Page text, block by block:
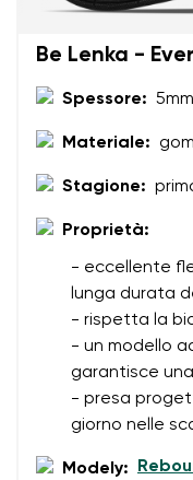
Be Lenka -
Spessore: 5mm
Materiale:
Stagione:
Proprietà:
- eccellente
lunga durata
- rispetta la
- un modello
garantisce
- presa
giorno nelle
Modely: